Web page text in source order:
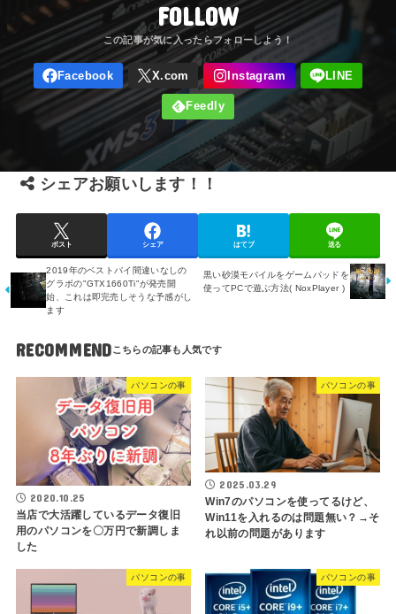
FOLLOW
シェアお願いします！！
ポスト シェア はてブ 送る
黒い砂漠モバイルをゲームパッドを
使ってPCで遊ぶ方法( NoxPlayer )
2019年のベストバイ間違いなしの
グラボの"GTX1660Ti"が発売開
始、これは即完売しそうな予感がし
ます
RECOMMEND
パソコンの事
2020.10.25
当店で大活躍しているデータ復旧
用のパソコンを〇万円で新調しま
した
パソコンの事
2025.03.29
Win7のパソコンを使ってるけど、
Win11を入れるのは問題無い？→そ
れ以前の問題があります
パソコンの事 パソコンの事